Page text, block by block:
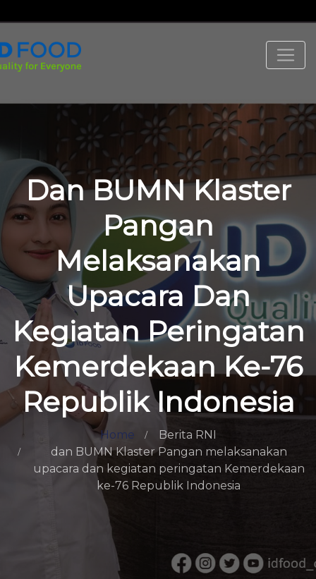
Dan BUMN Klaster
Pangan
Melaksanakan
Upacara Dan
Kegiatan Peringatan
Kemerdekaan Ke-76
Republik Indonesia
Home
Berita RNI
dan BUMN Klaster Pangan melaksanakan
upacara dan kegiatan peringatan Kemerdekaan
ke-76 Republik Indonesia